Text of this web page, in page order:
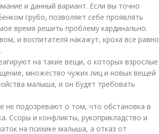
и данный вариант. Если вы точно
грубо, позволяет себе проявлять
время решить проблему кардинально.
и воспитателя накажут, кроха все равно
на такие вещи, о которых взрослые
множество чужих лиц и новых вещей
малыша, и он будет требовать
подозревают о том, что обстановка в
Ссоры и конфликты, рукоприкладство и
на психике малыша, а отказ от